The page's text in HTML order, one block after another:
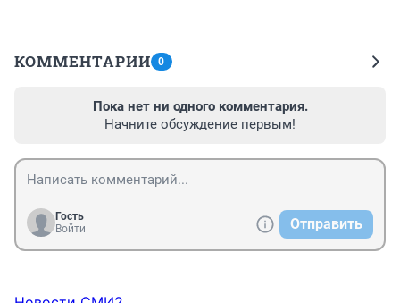
КОММЕНТАРИИ 0
Пока нет ни одного комментария.
Начните обсуждение первым!
Гость
Войти
Отправить